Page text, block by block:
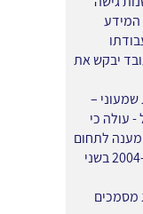
המידע
יבקש את
–
עולה כי
לתחום
ניהול הידע בישראל יתמקדו גם ב 2004-5 בשני
מסמכים